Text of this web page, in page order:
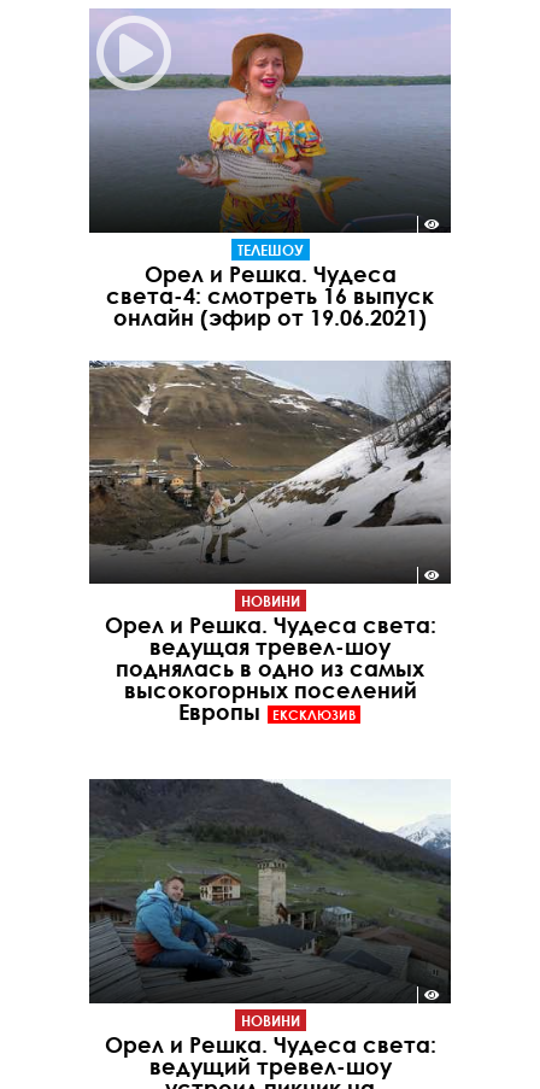
ТЕЛЕШОУ
Орел и Решка. Чудеса
света-4: смотреть 16 выпуск
онлайн (эфир от 19.06.2021)
НОВИНИ
Орел и Решка. Чудеса света:
ведущая тревел-шоу
поднялась в одно из самых
высокогорных поселений
Европы
ЕКСКЛЮЗИВ
НОВИНИ
Орел и Решка. Чудеса света:
ведущий тревел-шоу